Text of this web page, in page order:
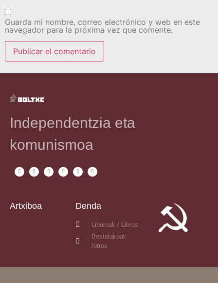
Guarda mi nombre, correo electrónico y web en este
navegador para la próxima vez que comente.
Independentzia eta
komunismoa
Artxiboa Denda
Liburuak / Libros
Bestelakoak
/otros